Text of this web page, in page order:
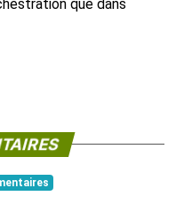
que dans